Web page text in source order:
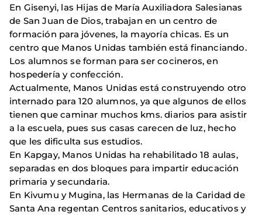
En Gisenyi, las Hijas de María Auxiliadora Salesianas
de San Juan de Dios, trabajan en un centro de
formación para jóvenes, la mayoría chicas. Es un
centro que Manos Unidas también está financiando.
Los alumnos se forman para ser cocineros, en
hospedería y confección.
Actualmente, Manos Unidas está construyendo otro
internado para 120 alumnos, ya que algunos de ellos
tienen que caminar muchos kms. diarios para asistir
a la escuela, pues sus casas carecen de luz, hecho
que les dificulta sus estudios.
En Kapgay, Manos Unidas ha rehabilitado 18 aulas,
separadas en dos bloques para impartir educación
primaria y secundaria.
En Kivumu y Mugina, las Hermanas de la Caridad de
Santa Ana regentan Centros sanitarios, educativos y